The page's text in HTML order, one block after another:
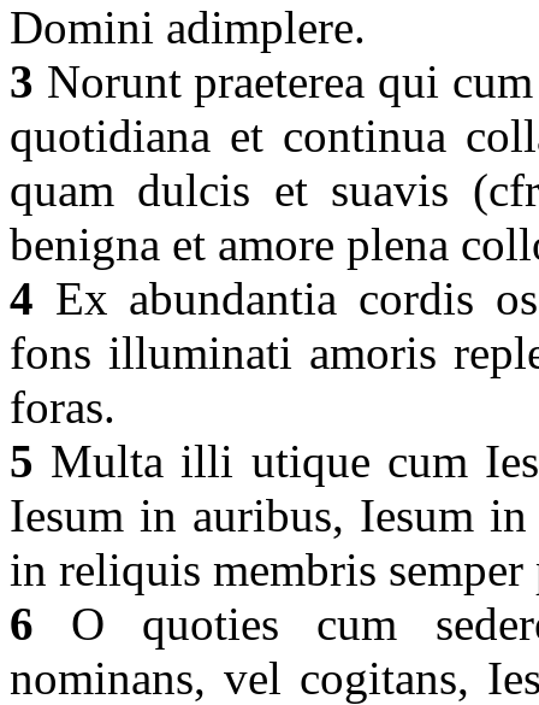
Domini adimplere.
3 Norunt praeterea qui
quotidiana et continua
quam dulcis et suavis
benigna et amore plena
4 Ex abundantia cordis
fons illuminati amoris
foras.
5 Multa illi utique cum
Iesum in auribus, Iesum
in reliquis membris
6 O quoties cum
nominans, vel cogitans,